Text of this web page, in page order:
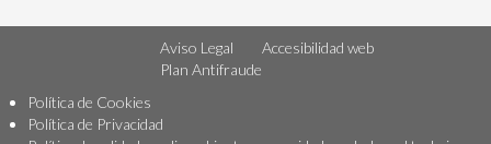
Aviso Legal
Accesibilidad web
Plan Antifraude
Política de Cookies
Política de Privacidad